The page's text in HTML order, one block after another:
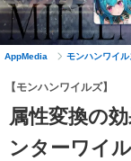
AppMedia モンハンワイ
【モンハンワイルズ】
属性変換の
ンターワイル